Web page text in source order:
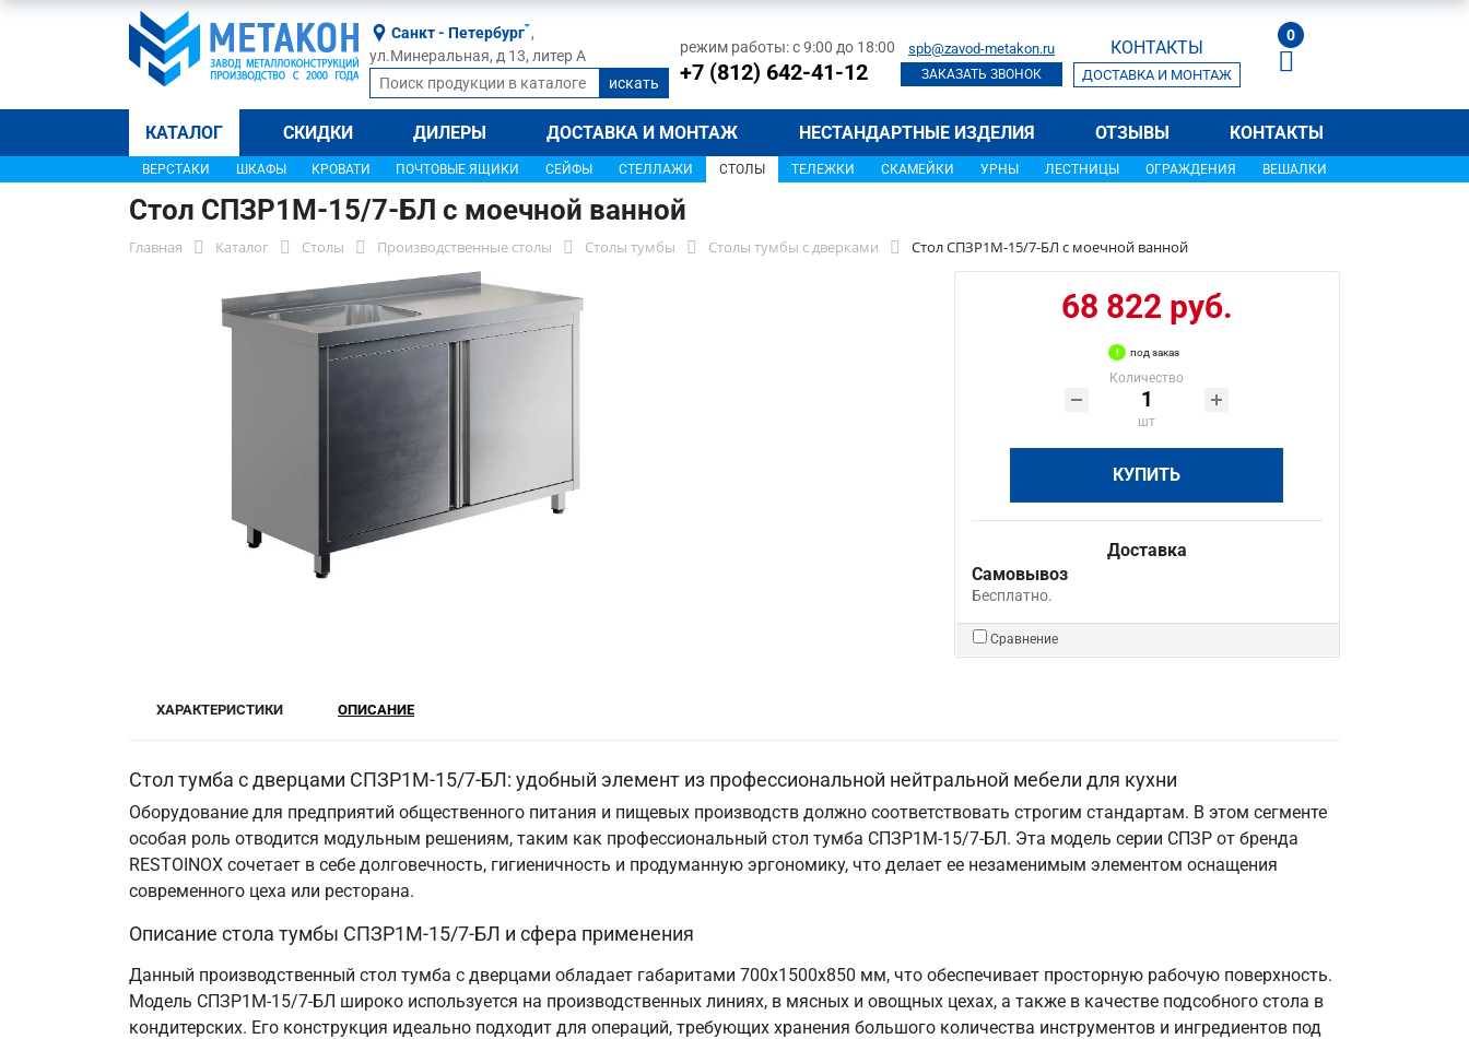
Санкт - Петербург ,
ул.Минеральная, д 13, литер А
режим работы: с 9:00 до 18:00
+7 (812) 642-41-12
spb@zavod-metakon.ru
ЗАКАЗАТЬ ЗВОНОК
КОНТАКТЫ
ДОСТАВКА И МОНТАЖ
0
КАТАЛОГ СКИДКИ ДИЛЕРЫ ДОСТАВКА И МОНТАЖ НЕСТАНДАРТНЫЕ ИЗДЕЛИЯ ОТЗЫВЫ КОНТАКТЫ
ВЕРСТАКИ ШКАФЫ КРОВАТИ ПОЧТОВЫЕ ЯЩИКИ СЕЙФЫ СТЕЛЛАЖИ СТОЛЫ ТЕЛЕЖКИ СКАМЕЙКИ УРНЫ ЛЕСТНИЦЫ ОГРАЖДЕНИЯ ВЕШАЛКИ
Стол СПЗР1М-15/7-БЛ с моечной ванной
Главная Каталог Столы Производственные столы Столы тумбы Столы тумбы с дверками Стол СПЗР1М-15/7-БЛ с моечной ванной
68 822 руб.
под заказ
Количество
шт
КУПИТЬ
Доставка
Самовывоз
Бесплатно.
Сравнение
ХАРАКТЕРИСТИКИ ОПИСАНИЕ
Стол тумба с дверцами СПЗР1М-15/7-БЛ: удобный элемент из профессиональной нейтральной мебели для кухни
Оборудование для предприятий общественного питания и пищевых производств должно соответствовать строгим стандартам. В этом сегменте
особая роль отводится модульным решениям, таким как профессиональный стол тумба СПЗР1М-15/7-БЛ. Эта модель серии СПЗР от бренда
RESTOINOX сочетает в себе долговечность, гигиеничность и продуманную эргономику, что делает ее незаменимым элементом оснащения
современного цеха или ресторана.
Описание стола тумбы СПЗР1М-15/7-БЛ и сфера применения
Данный производственный стол тумба с дверцами обладает габаритами 700х1500х850 мм, что обеспечивает просторную рабочую поверхность.
Модель СПЗР1М-15/7-БЛ широко используется на производственных линиях, в мясных и овощных цехах, а также в качестве подсобного стола в
кондитерских. Его конструкция идеально подходит для операций, требующих хранения большого количества инструментов и ингредиентов под